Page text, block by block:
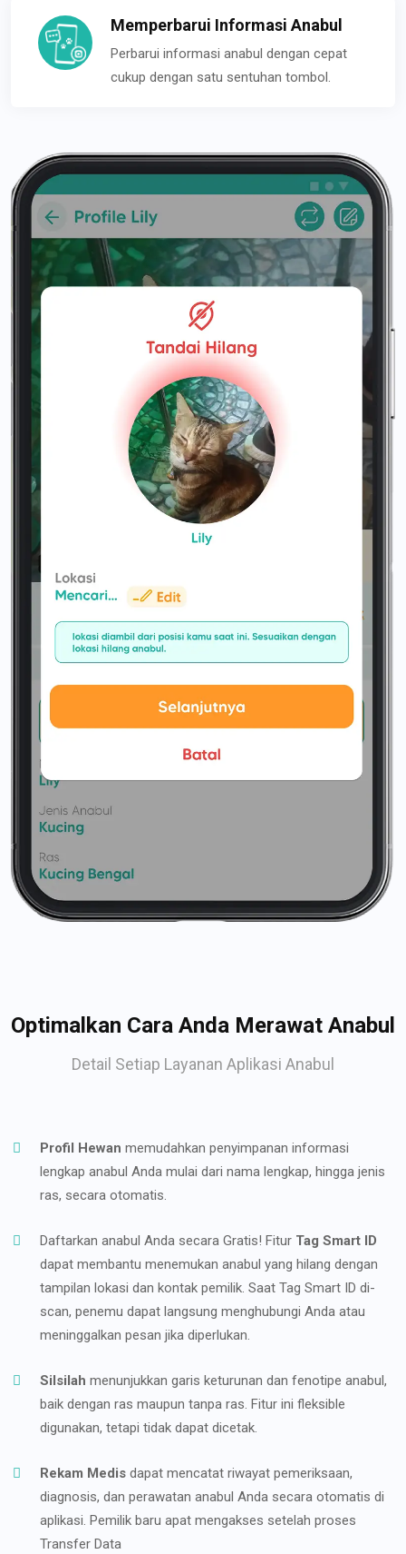
Memperbarui Informasi Anabul
Perbarui informasi anabul dengan cepat
cukup dengan satu sentuhan tombol.
Optimalkan Cara Anda Merawat Anabul
Detail Setiap Layanan Aplikasi Anabul
Profil Hewan memudahkan penyimpanan informasi
lengkap anabul Anda mulai dari nama lengkap, hingga jenis
ras, secara otomatis.
Daftarkan anabul Anda secara Gratis! Fitur Tag Smart ID
dapat membantu menemukan anabul yang hilang dengan
tampilan lokasi dan kontak pemilik. Saat Tag Smart ID di-
scan, penemu dapat langsung menghubungi Anda atau
meninggalkan pesan jika diperlukan.
Silsilah menunjukkan garis keturunan dan fenotipe anabul,
baik dengan ras maupun tanpa ras. Fitur ini fleksible
digunakan, tetapi tidak dapat dicetak.
Rekam Medis dapat mencatat riwayat pemeriksaan,
diagnosis, dan perawatan anabul Anda secara otomatis di
aplikasi. Pemilik baru apat mengakses setelah proses
Transfer Data